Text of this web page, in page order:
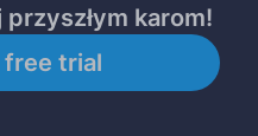
karom!
trial